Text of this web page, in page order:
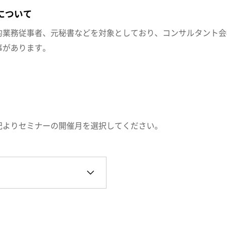
ついて
務従事者、元秘書などを対象としており、コンサルタント
あります。
りセミナーの開催月を選択してください。